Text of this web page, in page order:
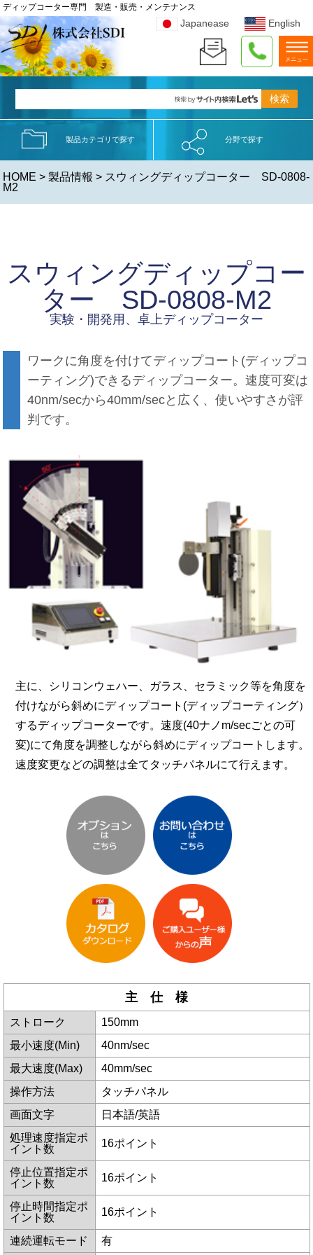
ディップコーター専門 製造・販売・メンテナンス
Japanease English
製品カテゴリで探す 分野で探す
HOME >製品情報 > スウィングディップコーター SD-0808-
M2
スウィングディップコー
ター SD-0808-M2
実験・開発用、卓上ディップコーター
ワークに角度を付けてディップコート(ディップコ
ーティング)できるディップコーター。速度可変は
40nm/secから40mm/secと広く、使いやすさが評
判です。
主に、シリコンウェハー、ガラス、セラミック等を角度を
付けながら斜めにディップコート(ディップコーティング）
するディップコーターです。速度(40ナノm/secごとの可
変)にて角度を調整しながら斜めにディップコートします。
速度変更などの調整は全てタッチパネルにて行えます。
主 仕 様
ストローク
150mm
最小速度(Min)
40nm/sec
最大速度(Max)
40mm/sec
操作方法
タッチパネル
画面文字
日本語/英語
処理速度指定ポ
イント数
16ポイント
停止位置指定ポ
イント数
16ポイント
停止時間指定ポ
イント数
16ポイント
連続運転モード 有